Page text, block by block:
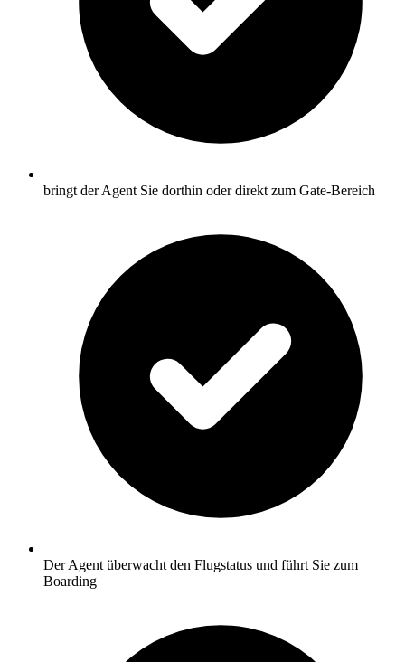
bringt der Agent Sie dorthin oder direkt zum Gate-Bereich
Der Agent überwacht den Flugstatus und führt Sie zum
Boarding